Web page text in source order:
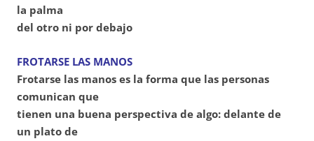
la palma
del otro ni por debajo
FROTARSE LAS MANOS
Frotarse las manos es la forma que las personas
comunican que
tienen una buena perspectiva de algo: delante de
un plato de